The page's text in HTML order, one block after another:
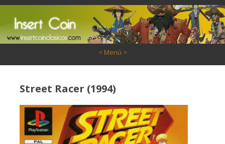
< Menú >
Street Racer (1994)